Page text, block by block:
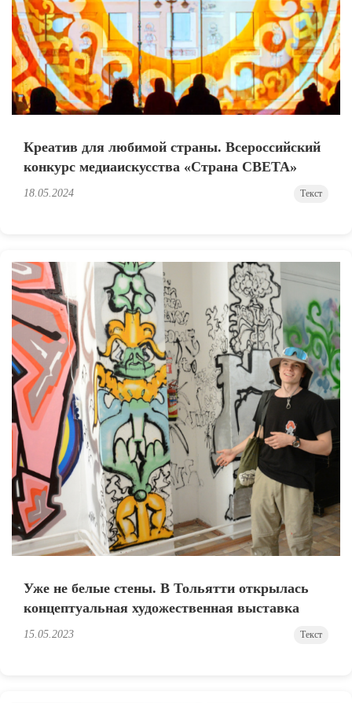
Креатив для любимой страны. Всероссийский
конкурс медиаискусства «Страна СВЕТА»
18.05.2024 Текст
Уже не белые стены. В Тольятти открылась
концептуальная художественная выставка
15.05.2023 Текст